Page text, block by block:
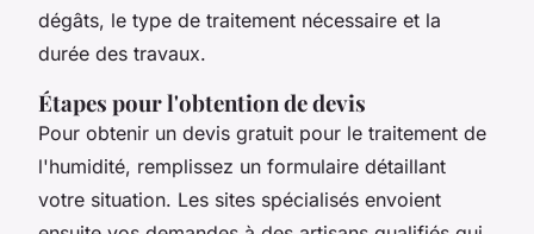
dégâts, le type de traitement nécessaire et la
durée des travaux.
Étapes pour l'obtention de devis
Pour obtenir un devis gratuit pour le traitement de
l'humidité, remplissez un formulaire détaillant
votre situation. Les sites spécialisés envoient